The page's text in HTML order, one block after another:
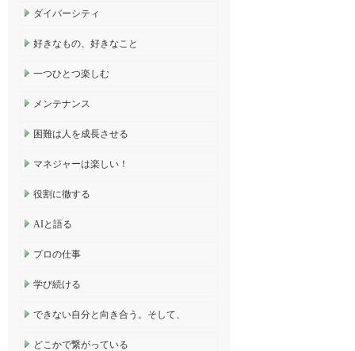
ダイバーシティ
好きなもの、好きなこと
一つひとつ楽しむ
メンテナンス
困難は人を成長させる
マネジャーは楽しい！
役割に徹する
AIと語る
プロの仕事
学び続ける
できない自分と向き合う。そして、
どこかで繋がっている